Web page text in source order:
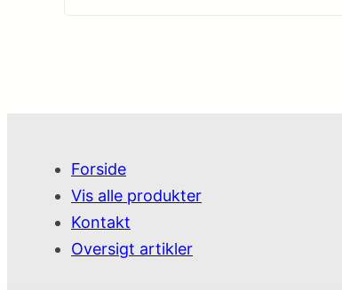
Forside
Vis alle produkter
Kontakt
Oversigt artikler